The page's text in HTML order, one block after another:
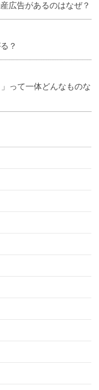
広告があるのはなぜ？
？
って一体どんなものな